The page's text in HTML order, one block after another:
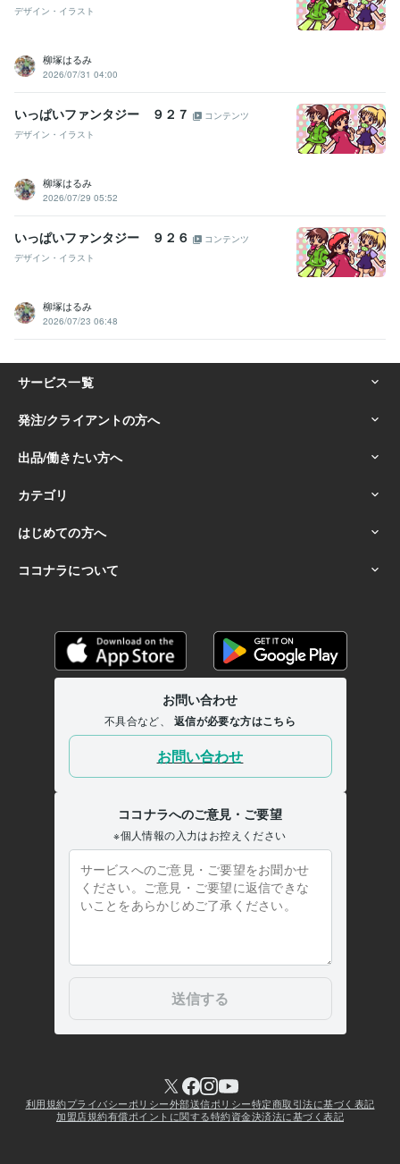
デザイン・イラスト
柳塚はるみ
2026/07/31 04:00
いっぱいファンタジー ９２７
コンテンツ
デザイン・イラスト
柳塚はるみ
2026/07/29 05:52
いっぱいファンタジー ９２６
コンテンツ
デザイン・イラスト
柳塚はるみ
2026/07/23 06:48